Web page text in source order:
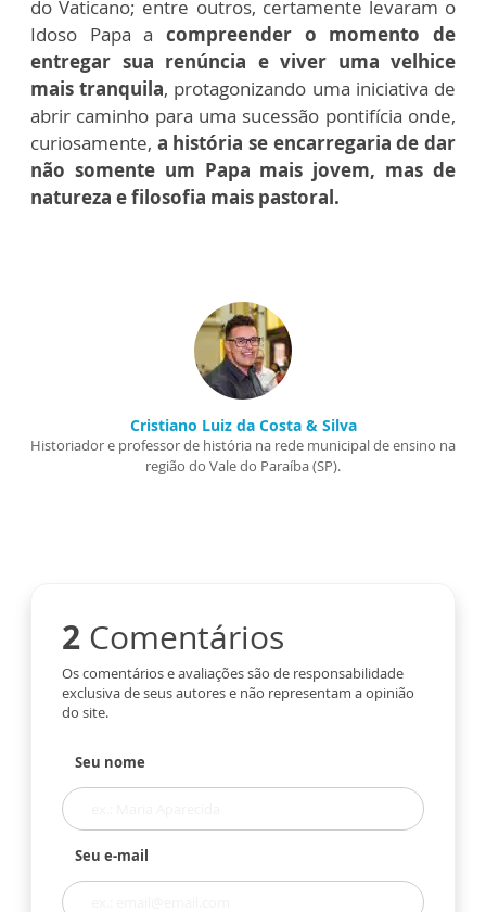
do Vaticano; entre outros, certamente levaram o
Idoso Papa a compreender o momento de
entregar sua renúncia e viver uma velhice
mais tranquila, protagonizando uma iniciativa de
abrir caminho para uma sucessão pontifícia onde,
curiosamente, a história se encarregaria de dar
não somente um Papa mais jovem, mas de
natureza e filosofia mais pastoral.
Cristiano Luiz da Costa & Silva
Historiador e professor de história na rede municipal de ensino na
região do Vale do Paraíba (SP).
2 Comentários
Os comentários e avaliações são de responsabilidade
exclusiva de seus autores e não representam a opinião
do site.
Seu nome
Seu e-mail